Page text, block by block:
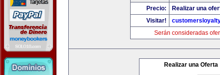
Precio:
Realizar una
Visitar!
Serán consideradas
Realizar una Oferta